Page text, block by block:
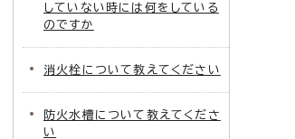
していない時には何をしている
のですか
消火栓について教えてください
防火水槽について教えてくださ
い